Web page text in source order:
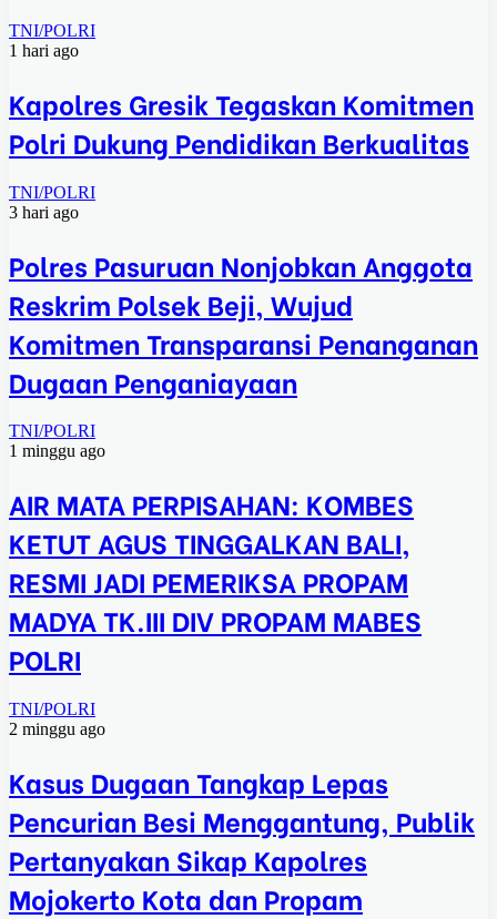
TNI/POLRI
1 hari ago
Kapolres Gresik Tegaskan Komitmen
Polri Dukung Pendidikan Berkualitas
TNI/POLRI
3 hari ago
Polres Pasuruan Nonjobkan Anggota
Reskrim Polsek Beji, Wujud
Komitmen Transparansi Penanganan
Dugaan Penganiayaan
TNI/POLRI
1 minggu ago
AIR MATA PERPISAHAN: KOMBES
KETUT AGUS TINGGALKAN BALI,
RESMI JADI PEMERIKSA PROPAM
MADYA TK.III DIV PROPAM MABES
POLRI
TNI/POLRI
2 minggu ago
Kasus Dugaan Tangkap Lepas
Pencurian Besi Menggantung, Publik
Pertanyakan Sikap Kapolres
Mojokerto Kota dan Propam